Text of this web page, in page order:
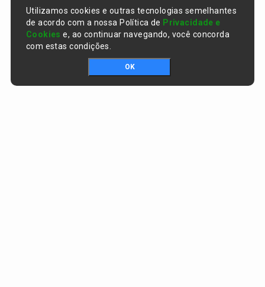
Utilizamos cookies e outras tecnologias semelhantes
de acordo com a nossa Política de Privacidade e
Cookies e, ao continuar navegando, você concorda
com estas condições.
OK